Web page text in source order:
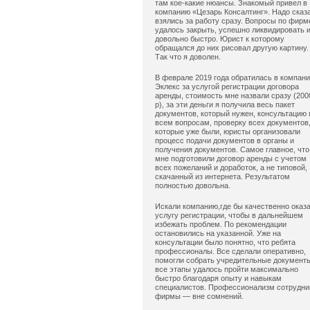
там кое-какие нюансы. Знакомый привел в
компанию «Цезарь Консалтинг». Надо
взялись за работу сразу. Вопросы по
удалось закрыть, успешно ликвидировать и
довольно быстро. Юрист к которому
обращался до них рисовал другую картину.
Так что я доволен.
В феврале 2019 года обратилась в
Эклекс за услугой регистрации договора
аренды, стоимость мне назвали сразу
р), за эти деньги я получила весь пакет
документов, который нужен, консультацию
всем вопросам, проверку всех документов,
которые уже были, юристы организовали
процесс подачи документов в органы и
получения документов. Самое главное, что
мне подготовили договор аренды с учетом
всех пожеланий и доработок, а не типовой,
скачанный из интернета. Результатом
полностью довольна.
Искали компанию,где бы качественно
услугу регистрации, чтобы в дальнейшем
избежать проблем. По рекомендации
остановились на указанной. Уже на
консультации было понятно, что ребята
профессионалы. Все сделали оперативно,
помогли собрать учредительные
все этапы удалось пройти максимально
быстро благодаря опыту и навыкам
специалистов. Профессионализм
фирмы — вне сомнений.